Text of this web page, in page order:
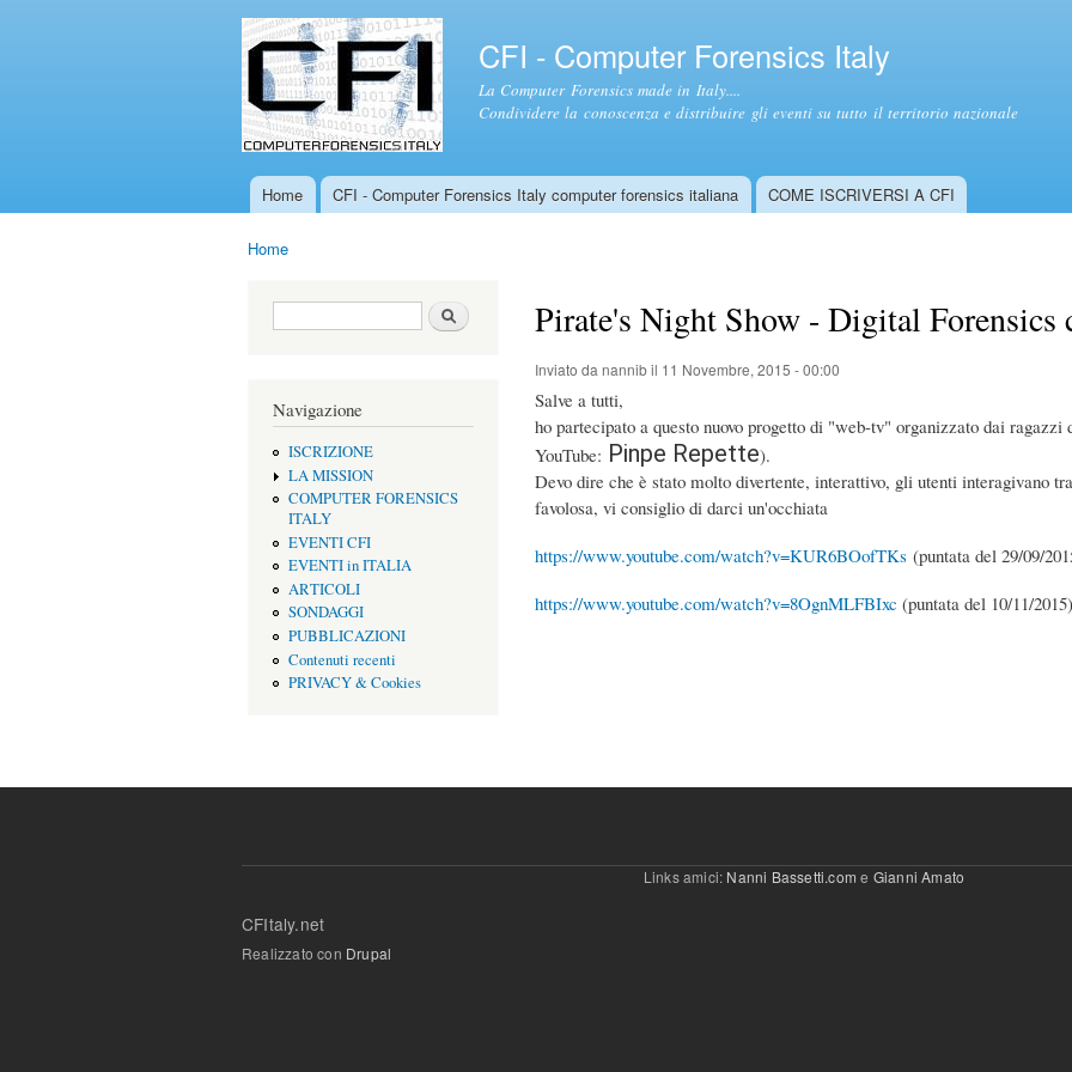
principale
CFI - Computer Forensics Italy
La Computer Forensics made in Italy....
Condividere la conoscenza e distribuire gli eventi su tutto il territorio nazionale
Menu principale
Home CFI - Computer Forensics Italy computer forensics italiana COME ISCRIVERSI A CFI
Home
Form di ricerca Cerca
Navigazione
ISCRIZIONE
LA MISSION
COMPUTER FORENSICS
ITALY
EVENTI CFI
EVENTI in ITALIA
ARTICOLI
SONDAGGI
PUBBLICAZIONI
Contenuti recenti
PRIVACY & Cookies
Pirate's Night Show - Digital Forensics
Inviato da nannibil 11 Novembre, 2015 - 00:00
Salve a tutti,
ho partecipato a questo nuovo progetto di "web-tv" organizzato dai
YouTube: Pinpe Repette).
Devo dire che è stato molto divertente, interattivo, gli utenti interagivano
favolosa, vi consiglio di darci un'occhiata
https://www.youtube.com/watch?v=KUR6BOofTKs (puntata del 29/09/
https://www.youtube.com/watch?v=8OgnMLFBIxc (puntata del 10/11/2015)
Links amici: Nanni Bassetti.com e Gianni Amato
CFItaly.net
Realizzato con Drupal